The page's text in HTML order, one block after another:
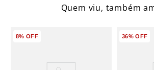
Quem viu, também
8% OFF 36%OFF